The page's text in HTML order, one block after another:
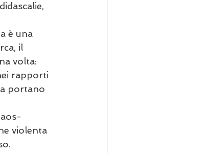
è una
il
volta:
rapporti
portano
violenta